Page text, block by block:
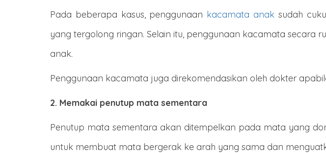
Pada beberapa kasus, penggunaan kacamata anak sudah
yang tergolong ringan. Selain itu, penggunaan kacamata
anak.
Penggunaan kacamata juga direkomendasikan oleh dokter
2. Memakai penutup mata sementara
Penutup mata sementara akan ditempelkan pada mata yang
untuk membuat mata bergerak ke arah yang sama dan